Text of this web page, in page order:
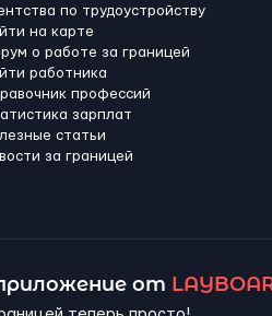
по трудоустройству
на карте
о работе за границей
работника
профессий
зарплат
статьи
за границей
от